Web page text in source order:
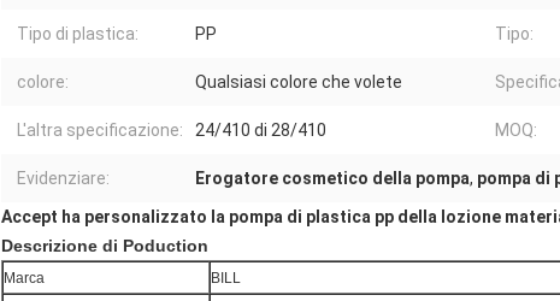
Tipo di plastica: PP Tipo:
colore: Qualsiasi colore che volete
L'altra specificazione: 24/410 di 28/410 MOQ:
Evidenziare: Erogatore cosmetico della pompa, pompa di
Accept ha personalizzato la pompa di plastica pp della lozione
Descrizione di Poduction
Marca
BILL